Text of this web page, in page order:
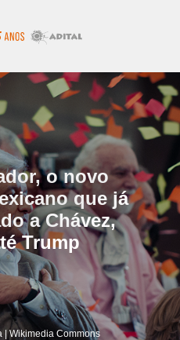
o novo
que já
a Chávez,
Trump
| Wikimedia Commons